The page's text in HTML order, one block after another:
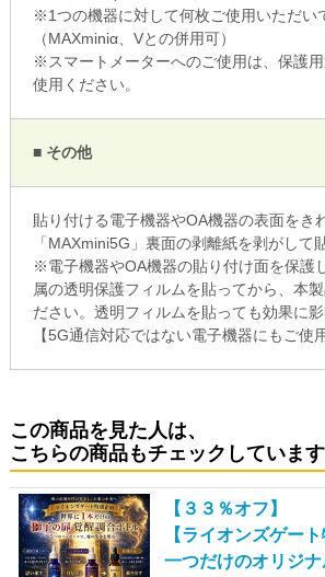
※1つの機器に対して何枚ご使用いただい
（MAXminiα、Vとの併用可）
※スマートメーターへのご使用は、保護
使用ください。
■ その他
貼り付ける電子機器やOA機器の表面をき
「MAXmini5G」裏面の剥離紙を剥がして
※電子機器やOA機器の貼り付け面を保護
属の透明保護フィルムを貼ってから、本
ださい。透明フィルムを貼っても効果に影
【5G通信対応ではない電子機器にもご使
この商品を見た人は、
こちらの商品もチェックしています
【３３％オフ】
【ライオンズゲー
一つだけのオリジ